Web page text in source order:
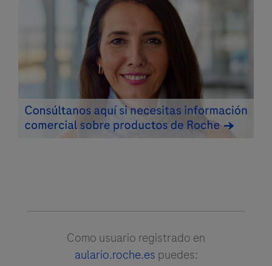
Como usuario registrado en
aulario.roche.es puedes: